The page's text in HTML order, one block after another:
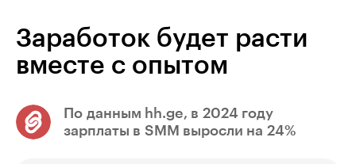
Заработок будет расти
вместе с опытом
По данным hh.ge, в 2024 году
зарплаты в SMM выросли на 24%